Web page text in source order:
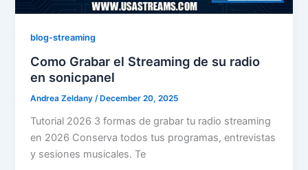
blog-streaming
Como Grabar el Streaming de su radio
en sonicpanel
Andrea Zeldany /December 20, 2025
Tutorial 2026 3 formas de grabar tu radio streaming
en 2026 Conserva todos tus programas, entrevistas
y sesiones musicales. Te